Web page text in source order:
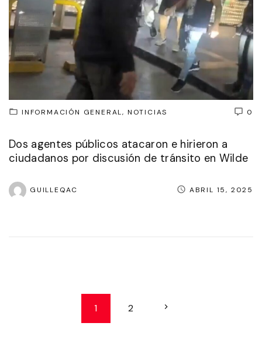
0
INFORMACIÓN GENERAL NOTICIAS
Dos agentes públicos atacaron e hirieron a
ciudadanos por discusión de tránsito en Wilde
GUILLEQAC ABRIL 15, 2025
1 2 N